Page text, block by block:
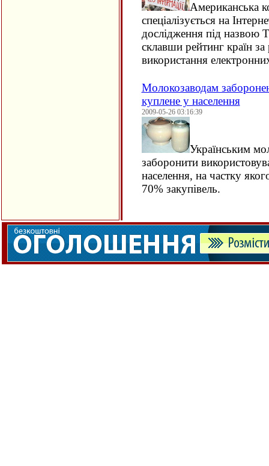
Американська
спеціалізується на
дослідження під назвою
склавши рейтинг країн за
використання
Молокозаводам
куплене у населення
2009-05-26 03:16:39
Українським
заборонити
населення, на частку
70% закупівель.